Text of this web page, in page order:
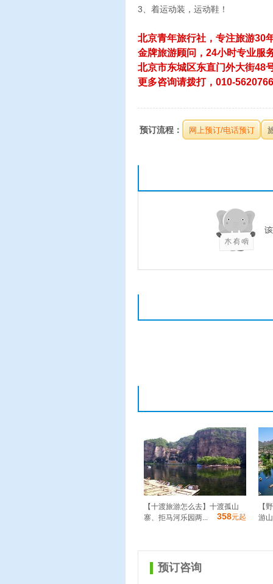
3、着运动装，运动鞋！
北京青年旅行社，专注旅游30
金牌旅游顾问，24小时专业服
北京市东城区东直门外大街48
更多咨询请拨打，010-
预订流程： 网上预订/电话预订
【十渡旅游怎么去】十渡孤山
寨、拒马河乐园两...
358元起
【
游
预订咨询